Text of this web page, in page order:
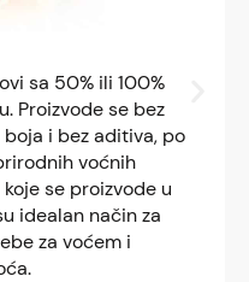
sa 50% ili 100%
Proizvode se bez
i bez aditiva, po
voćnih
se proizvode u
idealan način za
za voćem i